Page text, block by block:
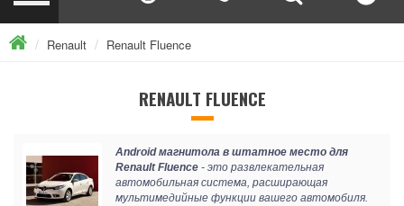
Renault Renault Fluence
RENAULT FLUENCE
Android магнитола в штатное место для
Renault Fluence - это развлекательная
автомобильная система, расширающая
мультимедийные функции вашего автомобиля.